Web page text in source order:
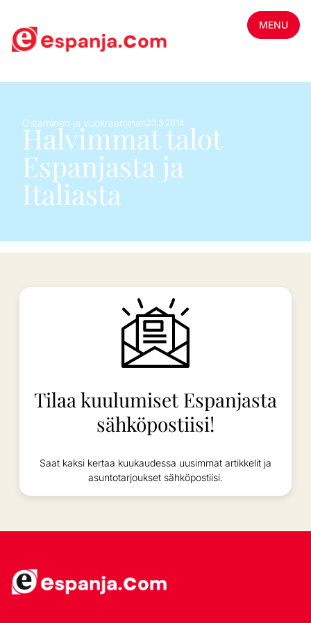
MENU
Ostaminen ja vuokraaminen23.3.2014
Halvimmat talot
Espanjasta ja
Italiasta
Tilaa kuulumiset Espanjasta
sähköpostiisi!
Saat kaksi kertaa kuukaudessa uusimmat artikkelit ja
asuntotarjoukset sähköpostiisi.